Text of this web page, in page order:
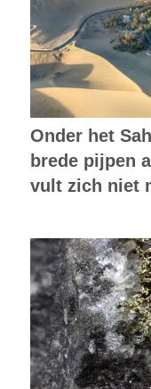
Onder het
brede pijpen
vult zich niet